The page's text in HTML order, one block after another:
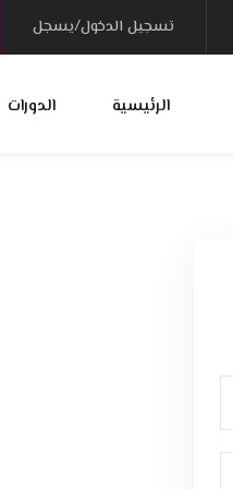
تسجيل الدخول/يسجل
الرئيسية الدورات